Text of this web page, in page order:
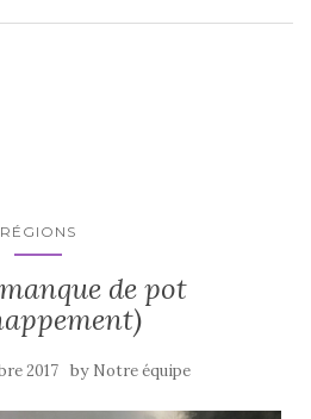
RÉGIONS
de pot
2017 by Notre équipe